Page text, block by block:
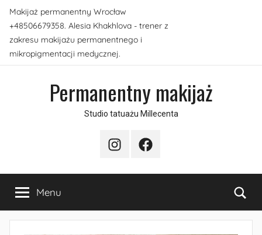
Przejdź
do
treści
Makijaż permanentny Wrocław
+48506679358. Alesia Khakhlova - trener z
zakresu makijażu permanentnego i
mikropigmentacji medycznej.
Permanentny makijaż
Studio tatuażu Millecenta
InstagramFacebook
Menu